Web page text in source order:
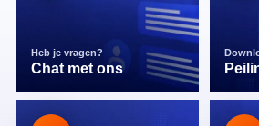
Heb je vragen?
Chat met ons